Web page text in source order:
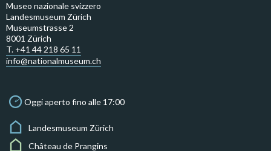
Museo nazionale svizzero
Landesmuseum Zürich
Museumstrasse 2
8001 Zürich
T. +41 44 218 65 11
info@nationalmuseum.ch
Oggi aperto fino alle 17:00
Landesmuseum Zürich
Château de Prangins